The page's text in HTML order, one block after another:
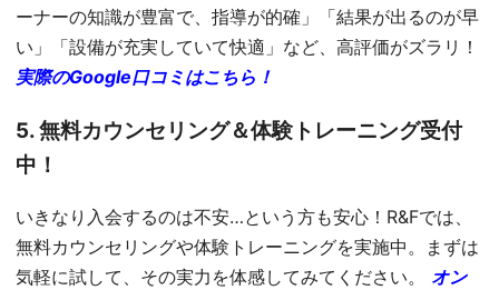
ーナーの知識が豊富で、指導が的確」「結果が出るのが早
い」「設備が充実していて快適」など、高評価がズラリ！
実際のGoogle口コミはこちら！
5. 無料カウンセリング＆体験トレーニング受付
中！
いきなり入会するのは不安…という方も安心！R&Fでは、
無料カウンセリングや体験トレーニングを実施中。まずは
気軽に試して、その実力を体感してみてください。 オン